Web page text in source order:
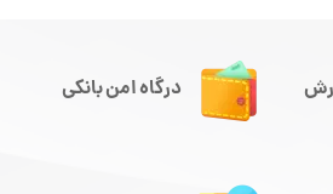
درگاه امن بانکی